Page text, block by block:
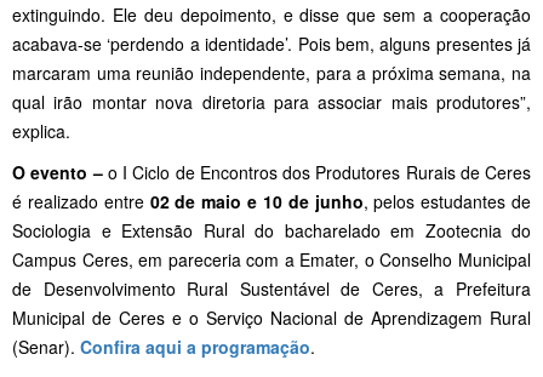
extinguindo. Ele deu depoimento, e disse que sem a cooperação
acabava-se ‘perdendo a identidade’. Pois bem, alguns presentes já
marcaram uma reunião independente, para a próxima semana, na
qual irão montar nova diretoria para associar mais produtores”,
explica.
O evento –o I Ciclo de Encontros dos Produtores Rurais de Ceres
é realizado entre 02 de maio e 10 de junho, pelos estudantes de
Sociologia e Extensão Rural do bacharelado em Zootecnia do
Campus Ceres, em pareceria com a Emater, o Conselho Municipal
de Desenvolvimento Rural Sustentável de Ceres, a Prefeitura
Municipal de Ceres e o Serviço Nacional de Aprendizagem Rural
(Senar). Confira aqui a programação.